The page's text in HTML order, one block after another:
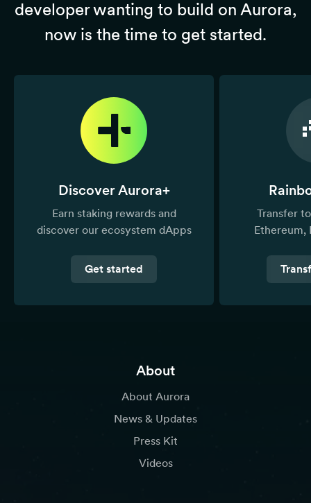
developer wanting to build on Aurora,
now is the time to get started.
Discover Aurora+
Earn staking rewards and
discover our ecosystem dApps
Get started
Transfer
Ethereum,
About
About Aurora
News & Updates
Press Kit
Videos